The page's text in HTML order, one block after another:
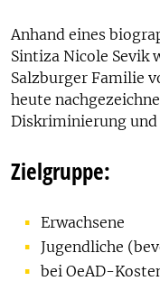
Anhand eines
Sintiza Nicole Sevik
Salzburger Familie
heute
Diskriminierung
Zielgruppe:
Erwachsene
Jugendliche
bei OeAD-